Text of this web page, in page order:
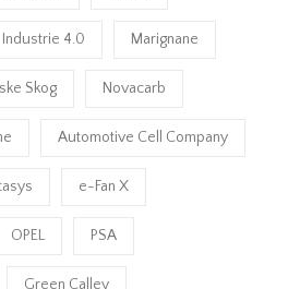
Industrie 4.0 Marignane
Skog Novacarb
Automotive Cell Company
e-Fan X
OPEL PSA
Green Calley